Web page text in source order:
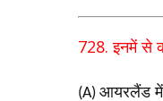
728.इनमें से
(A) आयरलैंड में